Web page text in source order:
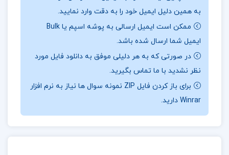
تنها داستانی جذاب و پرهیجان را به تصویر می‌کشد، بلکه
به ما یادآوری می‌کند که هر انتخاب، حتی کوچک‌ترین
آن‌ها، می‌تواند مسیر زندگی‌مان را تغییر دهد.
باشید.
نقد و بررسی کتاب کتابخانه نیمه شب مت هیگ:
کتاب “کتابخانه نیمه‌شب” نوشته مت هیگ، داستانی را
روایت می‌کند که خوانندگان را به تفکر وادار می‌کند: اگر
به همین دلیل ایمیل خود را به دقت وارد نمایید.
ممکن است ایمیل ارسالی به پوشه اسپم یا Bulk
ایمیل شما ارسال شده باشد.
در صورتی که به هر دلیلی موفق به دانلود فایل مورد
نظر نشدید با ما تماس بگیرید.
برای باز کردن فایل ZIP نمونه سوال ها نیاز به نرم افزار
Winrar دارید.